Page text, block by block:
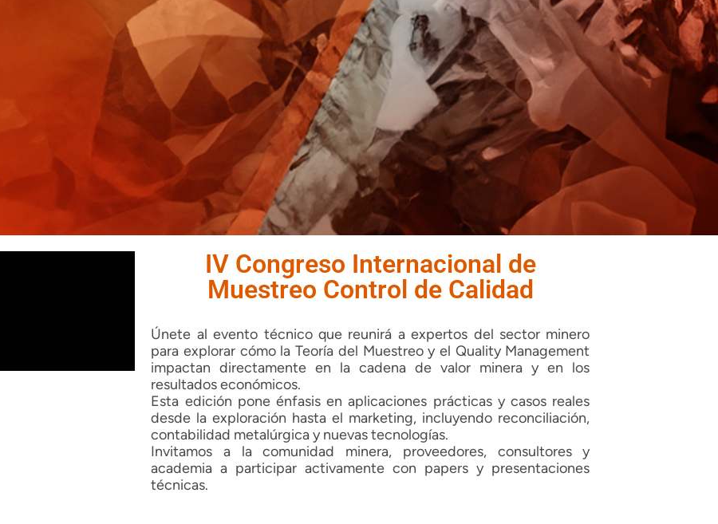
IV Congreso Internacional de
Muestreo Control de Calidad
Únete al evento técnico que reunirá a expertos del sector minero
para explorar cómo la Teoría del Muestreo y el Quality Management
impactan directamente en la cadena de valor minera y en los
resultados económicos.
Esta edición pone énfasis en aplicaciones prácticas y casos reales
desde la exploración hasta el marketing, incluyendo reconciliación,
contabilidad metalúrgica y nuevas tecnologías.
Invitamos a la comunidad minera, proveedores, consultores y
academia a participar activamente con papers y presentaciones
técnicas.